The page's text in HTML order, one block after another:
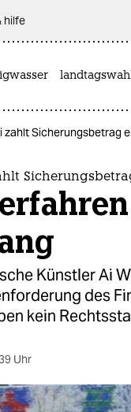
hilfe
zahlt Sicherungsbetrag
Künstler Ai
des
kein
Uhr